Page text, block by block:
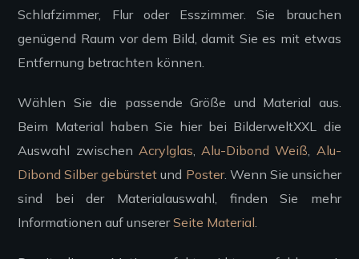
Schlafzimmer, Flur oder Esszimmer. Sie brauchen
genügend Raum vor dem Bild, damit Sie es mit etwas
Entfernung betrachten können.
Wählen Sie die passende Größe und Material aus.
Beim Material haben Sie hier bei BilderweltXXL die
Auswahl zwischen Acrylglas,Alu-Dibond Weiß, Alu-
Dibond Silber gebürstet und Poster. Wenn Sie unsicher
sind bei der Materialauswahl, finden Sie mehr
Informationen auf unsererSeite Material.